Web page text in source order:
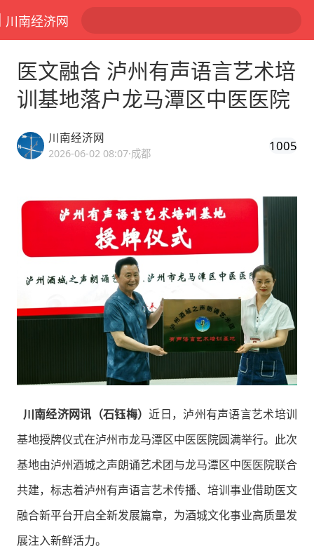
川南经济网
医文融合 泸州有声语言艺术培
训基地落户龙马潭区中医医院
川南经济网
2026-06-02 08:07·成都 1005
川南经济网讯（石钰梅）近日，泸州有声语言艺术培训
基地授牌仪式在泸州市龙马潭区中医医院圆满举行。此次
基地由泸州酒城之声朗诵艺术团与龙马潭区中医医院联合
共建，标志着泸州有声语言艺术传播、培训事业借助医文
融合新平台开启全新发展篇章，为酒城文化事业高质量发
展注入新鲜活力。